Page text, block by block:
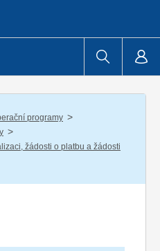
programy /
/
žádosti o platbu a žádosti